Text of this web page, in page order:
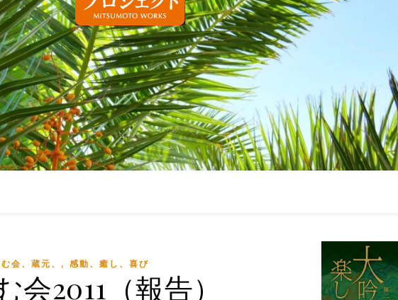
会、蔵元、 , 感動、癒し、喜び
2011（報告）